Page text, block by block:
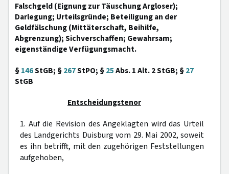
Falschgeld (Eignung zur Täuschung Argloser);
Darlegung; Urteilsgründe; Beteiligung an der
Geldfälschung (Mittäterschaft, Beihilfe,
Abgrenzung); Sichverschaffen; Gewahrsam;
eigenständige Verfügungsmacht.
§146StGB; §267StPO; §25Abs. 1 Alt. 2 StGB; §27
StGB
Entscheidungstenor
1. Auf die Revision des Angeklagten wird das Urteil
des Landgerichts Duisburg vom 29. Mai 2002, soweit
es ihn betrifft, mit den zugehörigen Feststellungen
aufgehoben,